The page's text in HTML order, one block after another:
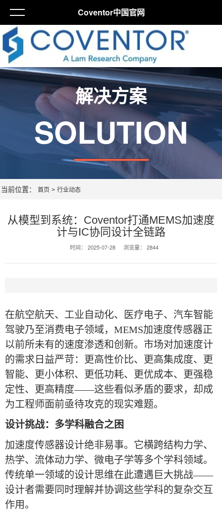
Coventor中国官网
解决方案
SOLUTION
当前位置： 首页 > 行业动态
从模型到系统：Coventor打通MEMS加速度
计与IC协同设计全链路
时间： 2025-07-28 浏览量： 2844
在航空航天、工业自动化、医疗电子、汽车智能
驾驶乃至消费电子领域，MEMS加速度传感器正
以前所未有的速度渗透和创新。市场对加速度计
的需求日益严苛：更高性价比、更高集成度、更
智能、更小体积、更低功耗、更优成本、更强稳
定性、更高精度——这些看似矛盾的要求，却成
为工程师面前亟待攻克的现实难题。
设计挑战：多学科融合之困
加速度传感器设计绝非易事。它横跨结构力学、
热学、流体动力学、微电子学等多个学科领域。
传统单一领域的设计思维在此遭遇巨大挑战——
设计者需要同时理解并协调这些学科的复杂交互
作用。